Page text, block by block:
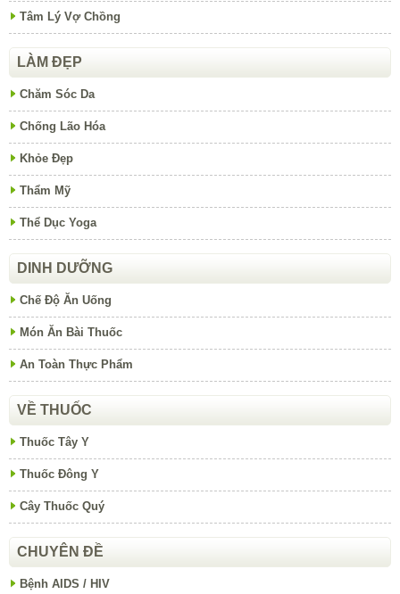
Tâm Lý Vợ Chồng
LÀM ĐẸP
Chăm Sóc Da
Chống Lão Hóa
Khỏe Đẹp
Thẩm Mỹ
Thể Dục Yoga
DINH DƯỠNG
Chế Độ Ăn Uống
Món Ăn Bài Thuốc
An Toàn Thực Phẩm
VỀ THUỐC
Thuốc Tây Y
Thuốc Đông Y
Cây Thuốc Quý
CHUYÊN ĐỀ
Bệnh AIDS / HIV